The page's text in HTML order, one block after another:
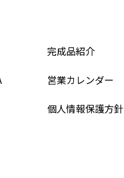
完成品紹介
営業カレンダー
個人情報保護方針